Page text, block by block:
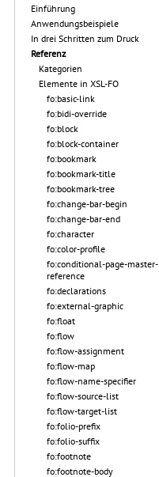
Einführung
Anwendungsbeispiele
In drei Schritten zum Druck
Referenz
Kategorien
Elemente in XSL-FO
fo:basic-link
fo:bidi-override
fo:block
fo:block-container
fo:bookmark
fo:bookmark-title
fo:bookmark-tree
fo:change-bar-begin
fo:change-bar-end
fo:character
fo:color-profile
fo:conditional-page-master-
reference
fo:declarations
fo:external-graphic
fo:float
fo:flow
fo:flow-assignment
fo:flow-map
fo:flow-name-specifier
fo:flow-source-list
fo:flow-target-list
fo:folio-prefix
fo:folio-suffix
fo:footnote
fo:footnote-body